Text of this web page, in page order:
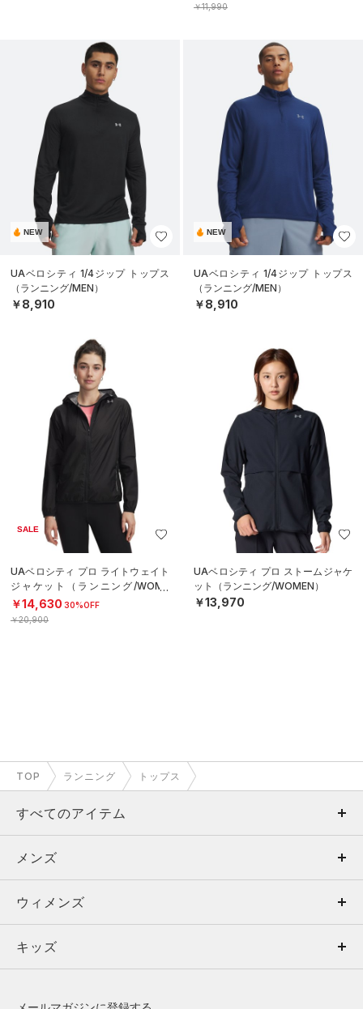
￥11,990
NEW
UAベロシティ 1/4ジップ トップス
（ランニング/MEN）
￥8,910
NEW
UAベロシティ 1/4ジップ トップス
（ランニング/MEN）
￥8,910
SALE
UAベロシティ プロ ライトウェイト
ジャケット（ランニング/WOME
N）
￥14,630 30%OFF
￥20,900
UAベロシティ プロ ストームジャケ
ット（ランニング/WOMEN）
￥13,970
TOP ランニング トップス
すべてのアイテム
メンズ
ウィメンズ
キッズ
メンズ
トップス
ボトムス
ウィメンズ
トップス
キッズ